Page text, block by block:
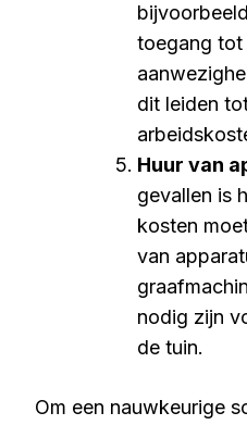
toegang
dit leiden
Huur van
gevallen is
kosten
van
nodig zijn
de tuin.
Om een nauwkeurige